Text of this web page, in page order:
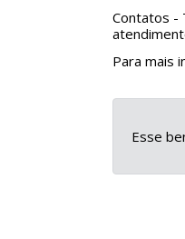
Contatos -
Para mais
Esse